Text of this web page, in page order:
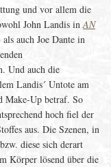
und vor allem die
John Landis inAN
auch Joe Dante in
Und auch die
Landis´ Untote am
Make-Up betraf. So
hoch fiel der
aus. Die Szenen, in
diese sich derart
Körper lösend über die